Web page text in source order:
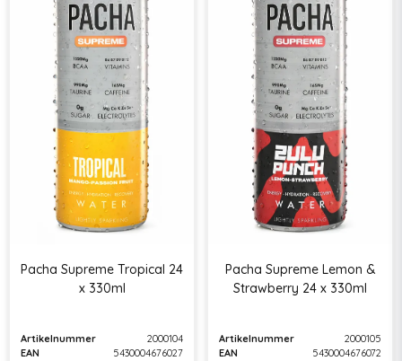
Pacha Supreme Tropical 24
x 330ml
Artikelnummer
2000104
EAN
5430004676027
Pacha Supreme Lemon &
Strawberry 24 x 330ml
Artikelnummer
2000105
EAN
5430004676072